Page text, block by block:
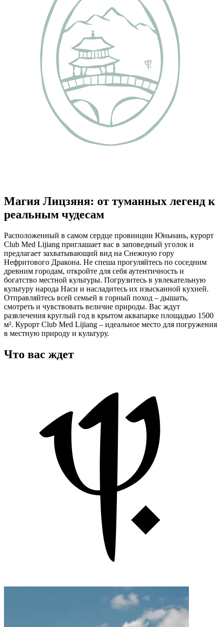
Магия Лицзяня: от туманных легенд к
реальным чудесам
Расположенный в самом сердце провинции Юньнань, курорт
Club Med Lijiang приглашает вас в заповедный уголок и
предлагает захватывающий вид на Снежную гору
Нефритового Дракона. Не спеша прогуляйтесь по соседним
древним городам, откройте для себя аутентичность и
богатство местной культуры. Погрузитесь в увлекательную
культуру народа Наси и насладитесь их изысканной кухней.
Отправляйтесь всей семьей в горный поход – дышать,
смотреть и чувствовать величие природы. Вас ждут
развлечения круглый год в крытом аквапарке площадью 1500
м². Курорт Club Med Lijiang – идеальное место для погружения
в местную природу и культуру.
Что вас ждет